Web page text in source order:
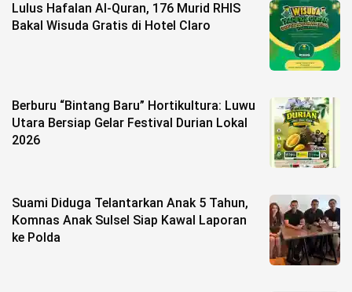
Lulus Hafalan Al-Quran, 176 Murid RHIS
Bakal Wisuda Gratis di Hotel Claro
Berburu “Bintang Baru” Hortikultura: Luwu
Utara Bersiap Gelar Festival Durian Lokal
2026
Suami Diduga Telantarkan Anak 5 Tahun,
Komnas Anak Sulsel Siap Kawal Laporan
ke Polda